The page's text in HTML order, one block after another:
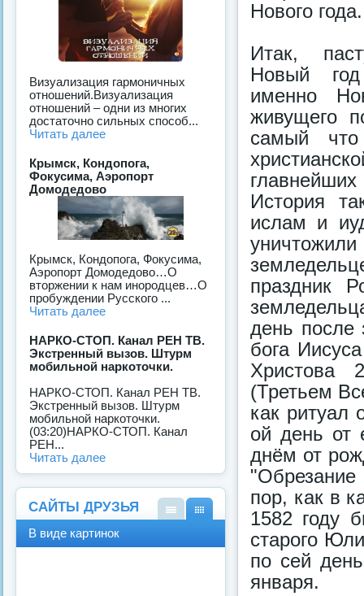
Нового года.
Итак,
Новый год
именно
живущего
самый
История
ислам и
праздник
день после
бога
Христова
(Третьем
как ритуал
ой день от
днём от
"Обрезание
пор, как в
1582 году
старого
по сей
января.
Визуализация гармоничных
отношений.Визуализация
отношений – одни из многих
достаточно сильных способ...
Читать далее
Крымск, Кондопога,
Фокусима, Аэропорт
Домодедово
Крымск, Кондопога, Фокусима,
Аэропорт Домодедово…О
вторжении к нам инородцев…О
пробуждении Русского ...
Читать далее
НАРКО-СТОП. Канал РЕН ТВ.
Экстренный вызов. Штурм
мобильной наркоточки.
НАРКО-СТОП. Канал РЕН ТВ.
Экстренный вызов. Штурм
мобильной наркоточки.
(03:20)НАРКО-СТОП. Канал
РЕН...
Читать далее
САЙТЫ ДРУЗЬЯ
В виде картинок